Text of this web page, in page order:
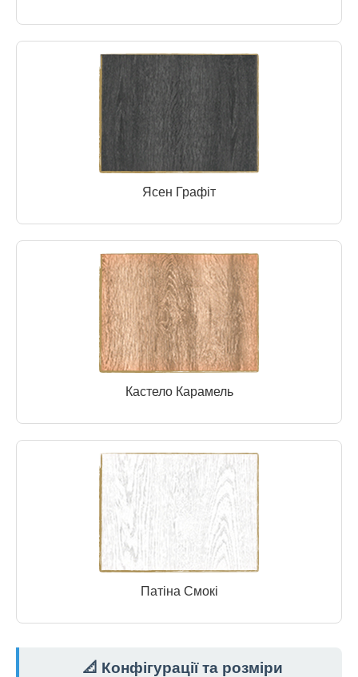
Ясен Графіт
Кастело Карамель
Патіна Смокі
📐 Конфігурації та розміри